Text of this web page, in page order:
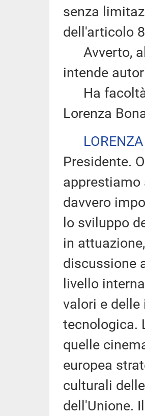
senza
dell'articolo
Avverto,
intende
Ha facoltà
Lorenza
Presidente.
apprestiamo
davvero
lo sviluppo
in
discussione
livello
valori e
tecnologica.
quelle
europea
culturali
dell'Unione.